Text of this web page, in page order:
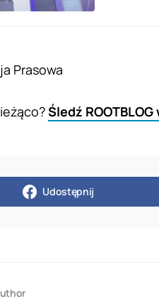
Prasowa
Śledź
Udostępnij